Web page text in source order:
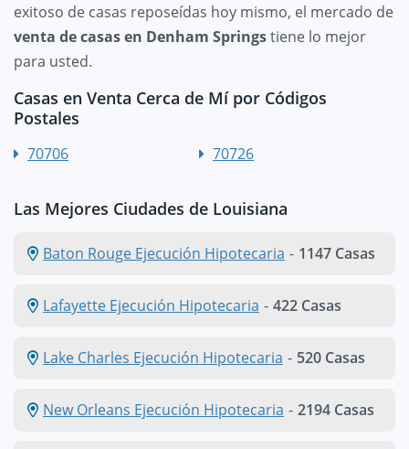
exitoso de casas reposeídas hoy mismo, el mercado de
venta de casas en Denham Springstiene lo mejor
para usted.
Casas en Venta Cerca de Mí por Códigos
Postales
70706 70726
Las Mejores Ciudades de Louisiana
Baton Rouge Ejecución Hipotecaria - 1147 Casas
Lafayette Ejecución Hipotecaria - 422 Casas
Lake Charles Ejecución Hipotecaria - 520 Casas
New Orleans Ejecución Hipotecaria - 2194 Casas